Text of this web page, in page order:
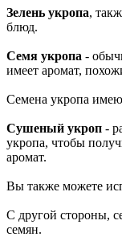
Зелень укропа,
блюд.
Семя укропа -
имеет аромат,
Семена укропа
Сушеный укроп -
укропа, чтобы
аромат.
Вы также можете
С другой стороны,
семян.